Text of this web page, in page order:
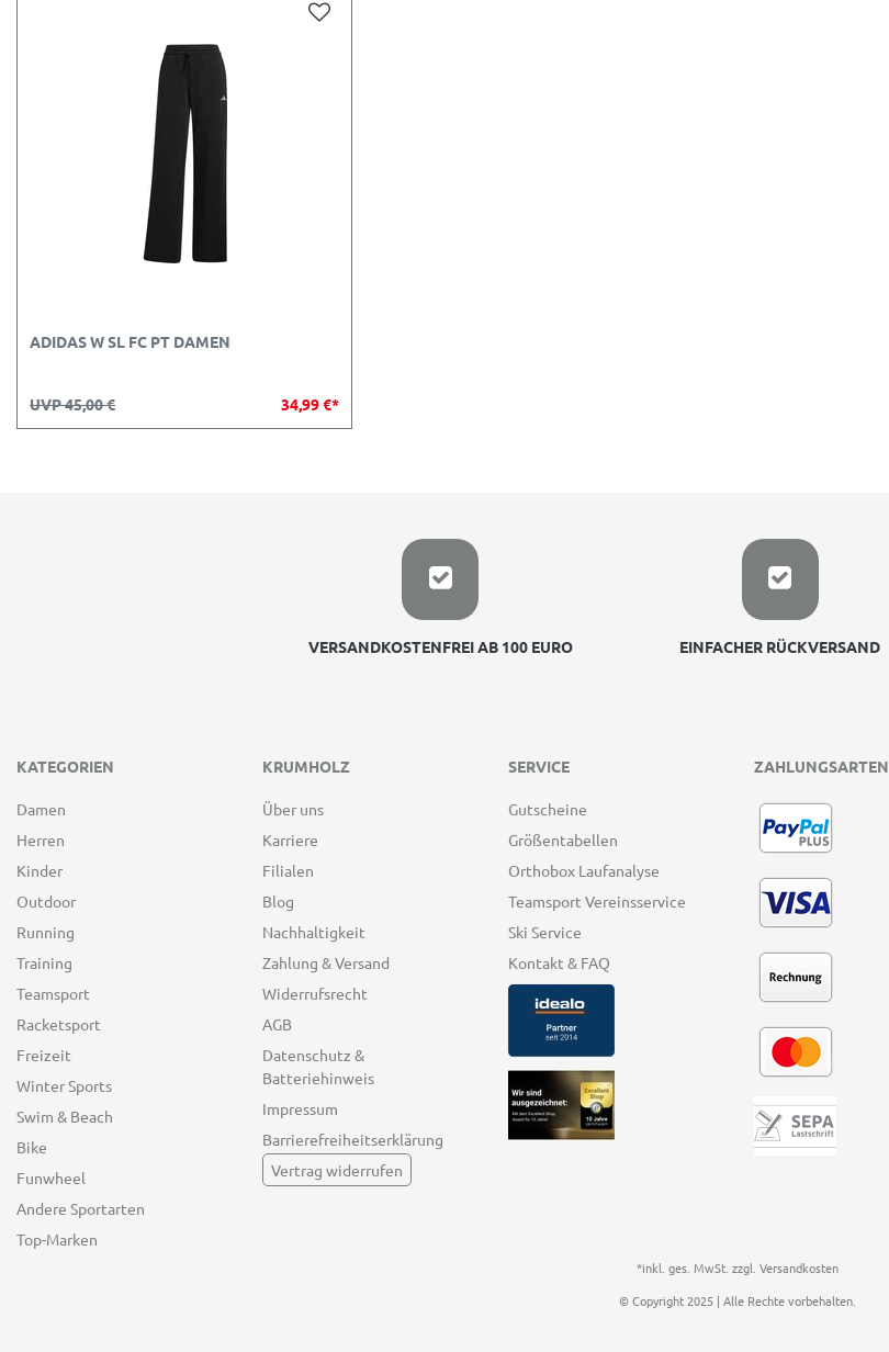
ADIDAS W SL FC PT DAMEN
UVP 45,00 € 34,99 €*
VERSANDKOSTENFREI AB 100 EURO EINFACHER RÜCKVERSAND
KATEGORIEN
Damen
Herren
Kinder
Outdoor
Running
Training
Teamsport
Racketsport
Freizeit
Winter Sports
Swim & Beach
Bike
Funwheel
Andere Sportarten
Top-Marken
KRUMHOLZ
Über uns
Karriere
Filialen
Blog
Nachhaltigkeit
Zahlung & Versand
Widerrufsrecht
AGB
Datenschutz &
Batteriehinweis
Impressum
Barrierefreiheitserklärung
Vertrag widerrufen
SERVICE
Gutscheine
Größentabellen
Orthobox Laufanalyse
Teamsport Vereinsservice
Ski Service
Kontakt & FAQ
ZAHLUNGSARTEN
*inkl. ges. MwSt. zzgl. Versandkosten
© Copyright 2025 | Alle Rechte vorbehalten.